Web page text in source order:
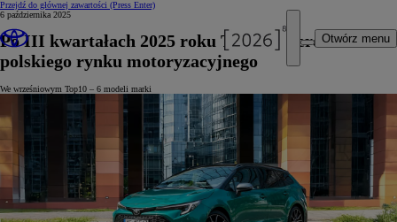
Przejdź do głównej zawartości (Press Enter)
Otwórz menu
6 października 2025
Po III kwartałach 2025 roku Toyota liderem
polskiego rynku motoryzacyjnego
We wrześniowym Top10 – 6 modeli marki